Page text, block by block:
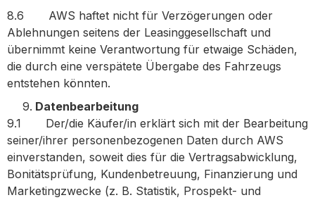
8.6 AWS haftet nicht für Verzögerungen oder
Ablehnungen seitens der Leasinggesellschaft und
übernimmt keine Verantwortung für etwaige Schäden,
die durch eine verspätete Übergabe des Fahrzeugs
entstehen könnten.
Datenbearbeitung
9.1 Der/die Käufer/in erklärt sich mit der Bearbeitung
seiner/ihrer personenbezogenen Daten durch AWS
einverstanden, soweit dies für die Vertragsabwicklung,
Bonitätsprüfung, Kundenbetreuung, Finanzierung und
Marketingzwecke (z. B. Statistik, Prospekt- und